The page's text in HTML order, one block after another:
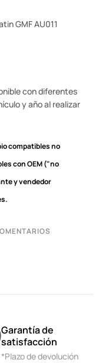
GMF AU011
con diferentes
y año al realizar
compatibles no
con OEM ("no
y vendedor
Garantía de
satisfacción
*Plazo de devolución